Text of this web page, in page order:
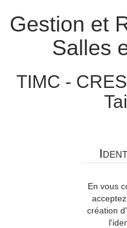
Gestion et
Salles
TIMC -
En vous
création